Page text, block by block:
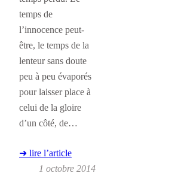
temps de
l’innocence peut-
être, le temps de la
lenteur sans doute
peu à peu évaporés
pour laisser place à
celui de la gloire
d’un côté, de…
➜ lire l’article
1 octobre 2014